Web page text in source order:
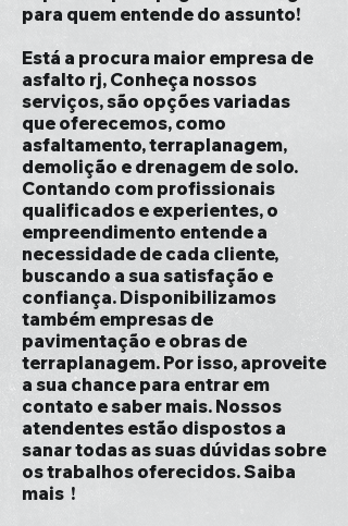
para quem entende do assunto!
Está a procura maior empresa de
asfalto rj, Conheça nossos
serviços, são opções variadas
que oferecemos, como
asfaltamento, terraplanagem,
demolição e drenagem de solo.
Contando com profissionais
qualificados e experientes, o
empreendimento entende a
necessidade de cada cliente,
buscando a sua satisfação e
confiança. Disponibilizamos
também empresas de
pavimentação e obras de
terraplanagem. Por isso, aproveite
a sua chance para entrar em
contato e saber mais. Nossos
atendentes estão dispostos a
sanar todas as suas dúvidas sobre
os trabalhos oferecidos. Saiba
mais !